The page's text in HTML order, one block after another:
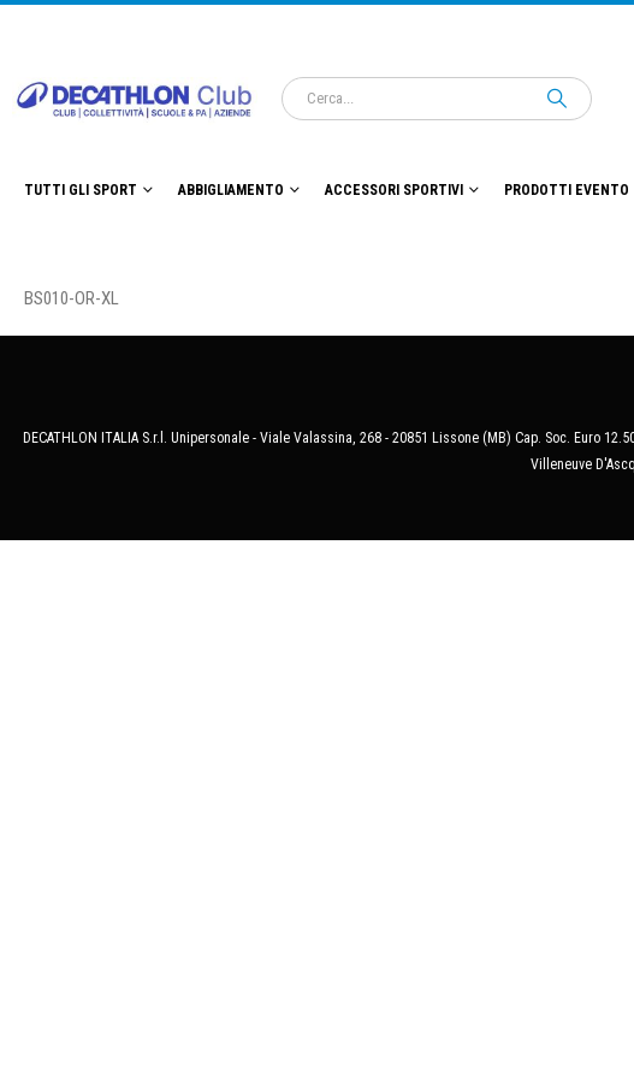
TUTTI GLI SPORT ABBIGLIAMENTO ACCESSORI SPORTIVI PRODOTTI EVENTO
BS010-OR-XL
DECATHLON ITALIA S.r.l. Unipersonale - Viale Valassina, 268 - 20851 Lissone (MB) Cap. Soc. Euro
Villeneuve